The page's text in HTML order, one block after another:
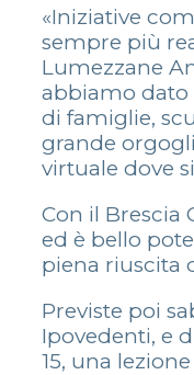
«Iniziative
sempre più
Lumezzane
abbiamo dato
di famiglie,
grande
virtuale dove
Con il Brescia
ed è bello
piena riuscita
Previste poi
Ipovedenti, e
15, una